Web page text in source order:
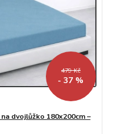
479 Kč
- 37 %
dvojlůžko 180x200cm –